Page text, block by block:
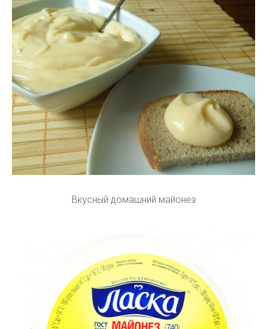
Вкусный домашний майонез